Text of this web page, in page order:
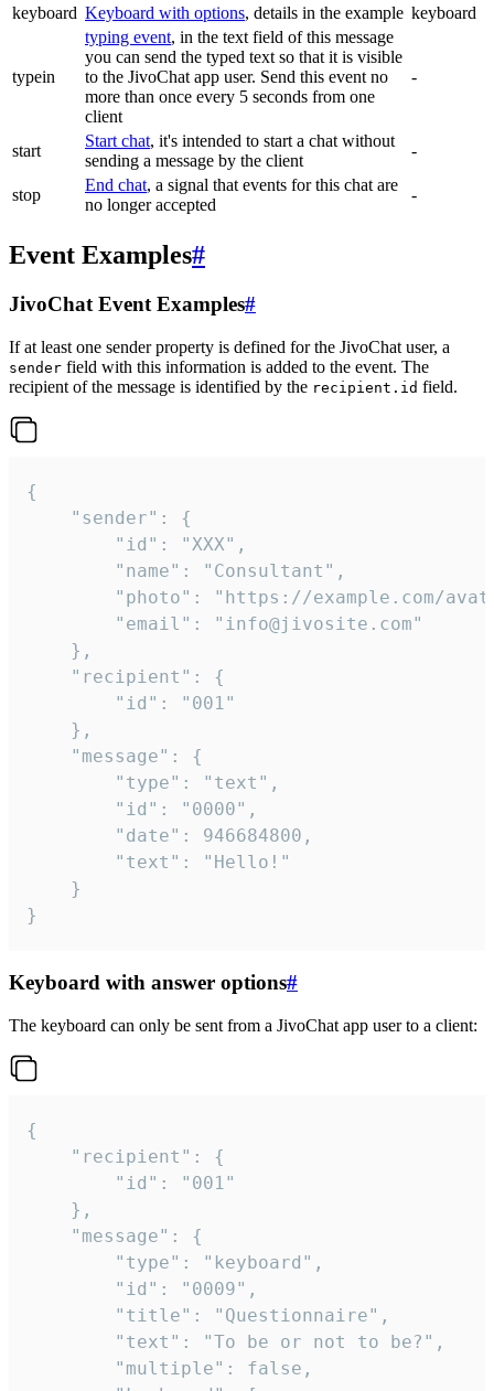
keyboard Keyboard with options, details in the example keyboard
typein
typing event, in the text field of this message
you can send the typed text so that it is visible
to the JivoChat app user. Send this event no
more than once every 5 seconds from one
client
-
start
Start chat, it's intended to start a chat without
sending a message by the client
-
stop
End chat, a signal that events for this chat are
no longer accepted
-
Event Examples#
JivoChat Event Examples#
If at least one sender property is defined for the JivoChat user, a
sender field with this information is added to the event. The
recipient of the message is identified by the recipient.id field.
{
}
Keyboard with answer options#
The keyboard can only be sent from a JivoChat app user to a client:
{